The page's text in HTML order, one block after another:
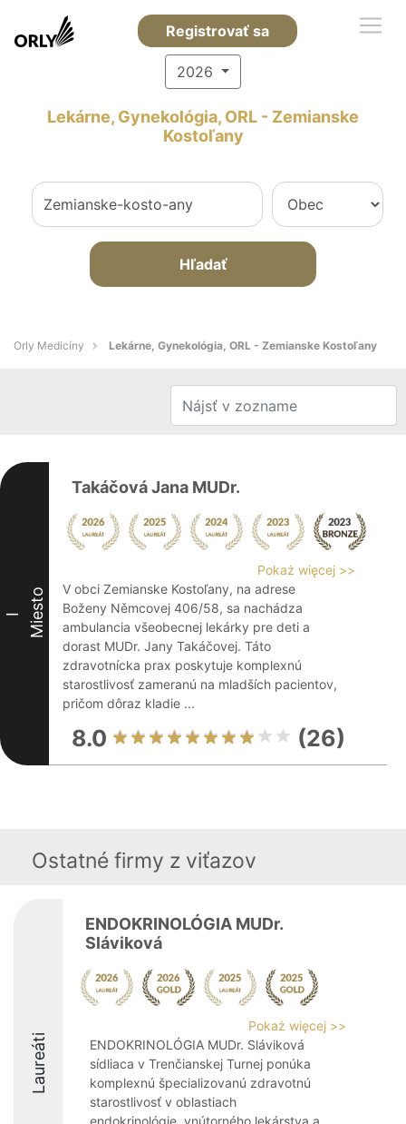
Registrovať sa
2026
Lekárne, Gynekológia, ORL - Zemianske
Kostoľany
Hľadať
Orly Medicíny Lekárne, Gynekológia, ORL - Zemianske Kostoľany
I Miesto
Takáčová Jana MUDr.
Pokaż więcej >>
V obci Zemianske Kostoľany, na adrese
Boženy Němcovej 406/58, sa nachádza
ambulancia všeobecnej lekárky pre deti a
dorast MUDr. Jany Takáčovej. Táto
zdravotnícka prax poskytuje komplexnú
starostlivosť zameranú na mladších pacientov,
pričom dôraz kladie ...
8.0 (26)
Ostatné firmy z viťazov
Laureáti
ENDOKRINOLÓGIA MUDr.
Sláviková
Pokaż więcej >>
ENDOKRINOLÓGIA MUDr. Sláviková
sídliaca v Trenčianskej Turnej ponúka
komplexnú špecializovanú zdravotnú
starostlivosť v oblastiach
endokrinológie, vnútorného lekárstva a